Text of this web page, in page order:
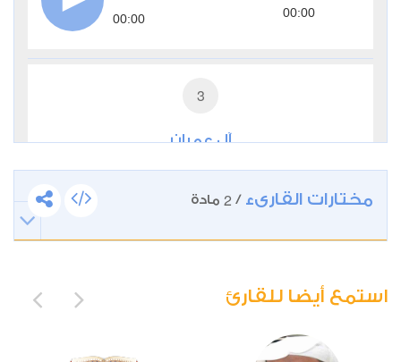
00:00 00:00
3
آل عمران
3635
0
00:00
مختارات القارىء /
2 مادة
استمع أيضا للقارئ